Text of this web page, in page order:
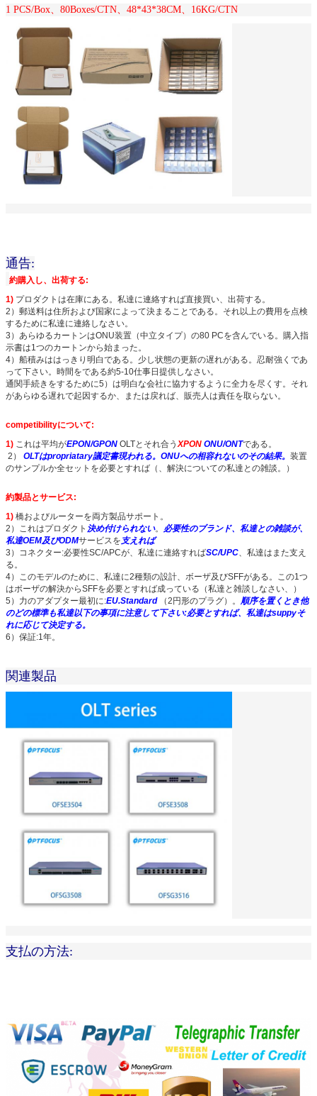
メッセージ
折り返しご連絡いたします！
送信
1 PCS/Box、80Boxes/CTN、48*43*38CM、16KG/CTN
通告:
約購入し、出荷する:
1) プロダクトは在庫にある。私達に連絡すれば直接買い、出荷する。
2）郵送料は住所および国家によって決まることである。それ以上の費用を点検
するために私達に連絡しなさい。
3）あらゆるカートンはONU装置（中立タイプ）の80 PCを含んでいる。購入指
示書は1つのカートンから始まった。
4）船積みははっきり明白である。少し状態の更新の遅れがある。忍耐強くであ
って下さい。時間をである約5-10仕事日提供しなさい。
通関手続きをするために5）は明白な会社に協力するように全力を尽くす。それ
があらゆる遅れで起因するか、または戻れば、販売人は責任を取らない。
competibilityについて:
1) これは平均がEPON/GPON OLTとそれ合うXPON ONU/ONTである。
2） OLTはpropriatary議定書現われる。ONUへの相容れないのその結果。 装置
のサンプルか全セットを必要とすれば（、解決についての私達との雑談。）
約製品とサービス:
1) 橋およびルーターを両方製品サポート。
2）これはプロダクト 決め付けられない。 必要性のブランド、私達との雑談が、
私達OEM及びODMサービスを支えれば
3）コネクター:必要性SC/APCが、私達に連絡すればSC/UPC、私達はまた支え
る。
4）このモデルのために、私達に2種類の設計、ボーザ及びSFFがある。この1つ
はボーザの解決からSFFを必要とすれば成っている（私達と雑談しなさい、）
5）力のアダプター最初に:EU.Standard（2円形のプラグ）。 順序を置くとき他
のどの標準も私達以下の事項に注意して下さい:必要とすれば、私達はsuppyそ
れに応じて決定する。
6）保証:1年。
関連製品
支払の方法: